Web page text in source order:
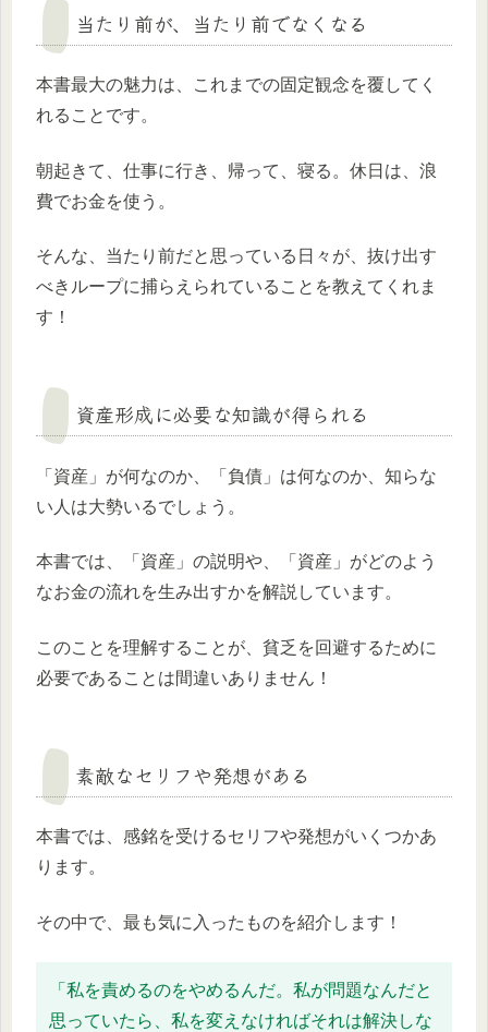
当たり前が、当たり前でなくなる
本書最大の魅力は、これまでの固定観念を覆してく
れることです。
朝起きて、仕事に行き、帰って、寝る。休日は、浪
費でお金を使う。
そんな、当たり前だと思っている日々が、抜け出す
べきループに捕らえられていることを教えてくれま
す！
資産形成に必要な知識が得られる
「資産」が何なのか、「負債」は何なのか、知らな
い人は大勢いるでしょう。
本書では、「資産」の説明や、「資産」がどのよう
なお金の流れを生み出すかを解説しています。
このことを理解することが、貧乏を回避するために
必要であることは間違いありません！
素敵なセリフや発想がある
本書では、感銘を受けるセリフや発想がいくつかあ
ります。
その中で、最も気に入ったものを紹介します！
「私を責めるのをやめるんだ。私が問題なんだと
思っていたら、私を変えなければそれは解決しな